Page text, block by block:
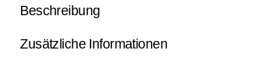
Beschreibung
Zusätzliche Informationen